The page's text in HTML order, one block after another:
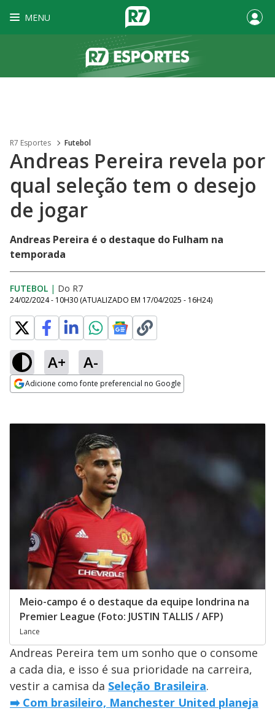
MENU
R7 Esportes Futebol
Andreas Pereira revela por
qual seleção tem o desejo
de jogar
Andreas Pereira é o destaque do Fulham na
temporada
FUTEBOL | Do R7
24/02/2024 - 10H30 (ATUALIZADO EM 17/04/2025 - 16H24)
A+ A-
Adicione como fonte preferencial no Google
Meio-campo é o destaque da equipe londrina na
Premier League (Foto: JUSTIN TALLIS / AFP)
Lance
Andreas Pereira tem um sonho que o consome
a cada dia, e isso é sua prioridade na carreira,
vestir a camisa da Seleção Brasileira.
➡️ Com brasileiro, Manchester United planeja